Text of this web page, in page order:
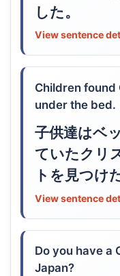
した。
View sentence
Children
under the bed.
子供達はベ
ていたクリ
トを見つけ
View sentence
Do you have a
Japan?